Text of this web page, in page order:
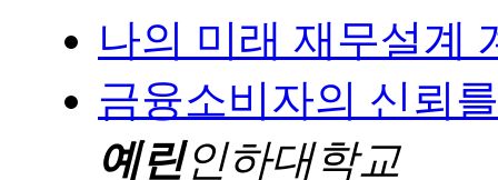
나의 미래 재무설계
금융소비자의 신뢰
예린인하대학교